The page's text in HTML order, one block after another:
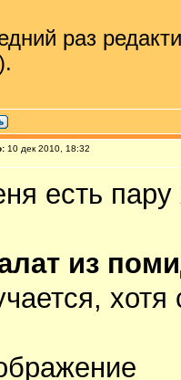
раз
10 дек 2010, 18:32
есть
из